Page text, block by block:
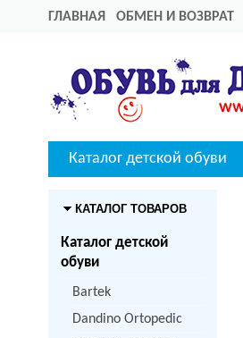
ГЛАВНАЯ ОБМЕН И ВОЗВРАТ
Каталог детской обуви
КАТАЛОГ ТОВАРОВ
Каталог детской
обуви
Bartek
Dandino Ortopedic